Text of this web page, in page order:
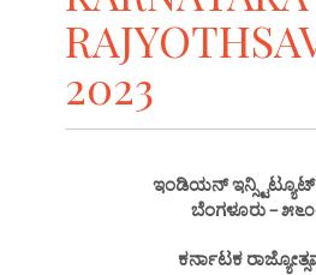
2023
ಇಂಡಿಯನ್ ಇನ್ಸ್ಟಿಟ್ಯೂಟ್
ಬೆಂಗಳೂರು –
ಕರ್ನಾಟಕ